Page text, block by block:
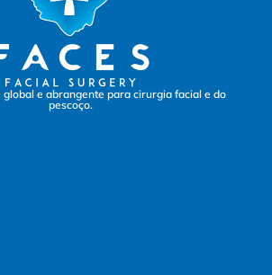
e abrangente para cirurgia facial e do
pescoço.